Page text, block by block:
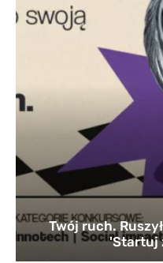
Twój ruch.
'Startuj